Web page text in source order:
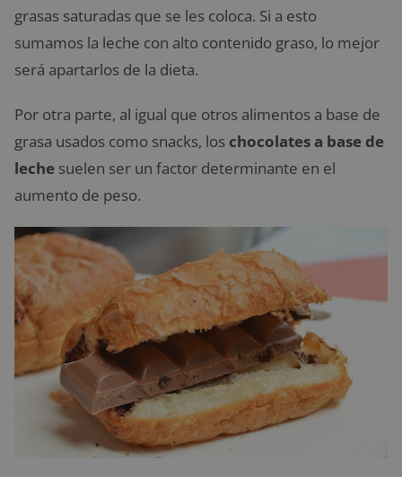
grasas saturadas que se les coloca. Si a esto
sumamos la leche con alto contenido graso, lo mejor
será apartarlos de la dieta.
Por otra parte, al igual que otros alimentos a base de
grasa usados como snacks, los chocolates a base de
leche suelen ser un factor determinante en el
aumento de peso.